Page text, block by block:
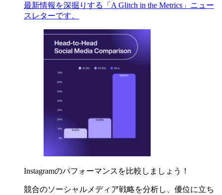
最新情報を深掘りする「A Glitch in the Metrics」ニュー
スレターです。
Instagramのパフォーマンスを比較しましょう！
競合のソーシャルメディア戦略を分析し、優位に立ち